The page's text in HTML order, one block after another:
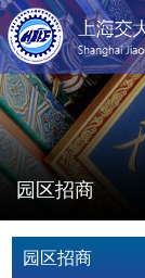
园区招商
园区招商